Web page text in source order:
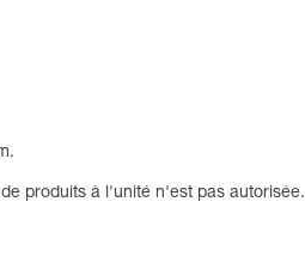
produits à l'unité n'est pas autorisée.